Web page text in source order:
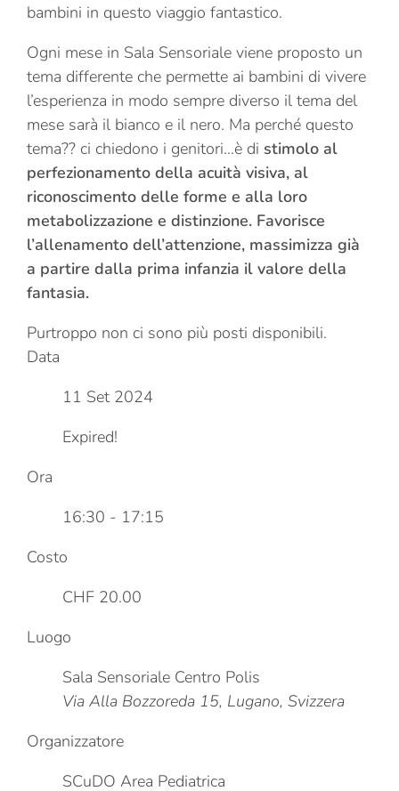
bambini in questo viaggio fantastico.
Ogni mese in Sala Sensoriale viene proposto un
tema differente che permette ai bambini di vivere
l’esperienza in modo sempre diverso il tema del
mese sarà il bianco e il nero. Ma perché questo
tema?? ci chiedono i genitori…è di stimolo al
perfezionamento della acuità visiva, al
riconoscimento delle forme e alla loro
metabolizzazione e distinzione. Favorisce
l’allenamento dell’attenzione, massimizza già
a partire dalla prima infanzia il valore della
fantasia.
Purtroppo non ci sono più posti disponibili.
Data
11 Set 2024
Expired!
Ora
16:30 - 17:15
Costo
CHF 20.00
Luogo
Sala Sensoriale Centro Polis
Via Alla Bozzoreda 15, Lugano, Svizzera
Organizzatore
SCuDO Area Pediatrica